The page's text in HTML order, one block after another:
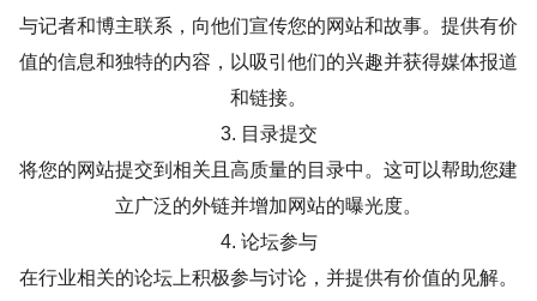
与记者和博主联系，向他们宣传您的网站和故事。提供有价
值的信息和独特的内容，以吸引他们的兴趣并获得媒体报道
和链接。
3. 目录提交
将您的网站提交到相关且高质量的目录中。这可以帮助您建
立广泛的外链并增加网站的曝光度。
4. 论坛参与
在行业相关的论坛上积极参与讨论，并提供有价值的见解。